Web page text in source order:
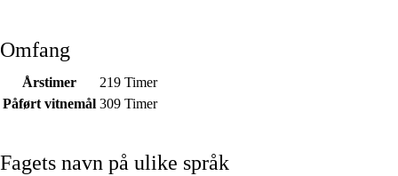
Omfang
Årstimer
219 Timer
Påført vitnemål 309 Timer
Fagets navn på ulike språk